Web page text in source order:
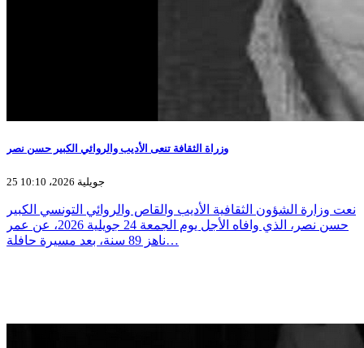
وزراة الثقافة تنعى الأديب والروائي الكبير حسن نصر
25 جويلية 2026، 10:10
نعت وزارة الشؤون الثقافية الأديب والقاص والروائي التونسي الكبير
حسن نصر، الذي وافاه الأجل يوم الجمعة 24 جويلية 2026، عن عمر
ناهز 89 سنة، بعد مسيرة حافلة…